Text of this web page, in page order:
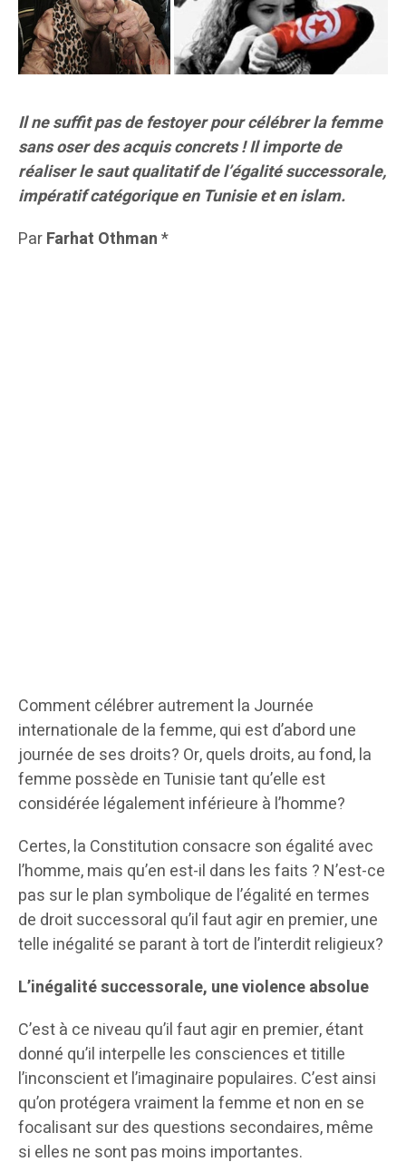
Il ne suffit pas de festoyer pour célébrer la femme
sans oser des acquis concrets ! Il importe de
réaliser le saut qualitatif de l’égalité successorale,
impératif catégorique en Tunisie et en islam.
ParFarhat Othman*
Comment célébrer autrement la Journée
internationale de la femme, qui est d’abord une
journée de ses droits? Or, quels droits, au fond, la
femme possède en Tunisie tant qu’elle est
considérée légalement inférieure à l’homme?
Certes, la Constitution consacre son égalité avec
l’homme, mais qu’en est-il dans les faits ? N’est-ce
pas sur le plan symbolique de l’égalité en termes
de droit successoral qu’il faut agir en premier, une
telle inégalité se parant à tort de l’interdit religieux?
L’inégalité successorale, une violence absolue
C’est à ce niveau qu’il faut agir en premier, étant
donné qu’il interpelle les consciences et titille
l’inconscient et l’imaginaire populaires. C’est ainsi
qu’on protégera vraiment la femme et non en se
focalisant sur des questions secondaires, même
si elles ne sont pas moins importantes.